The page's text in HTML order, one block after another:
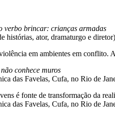
verbo brincar: crianças armadas
histórias, ator, dramaturgo e
em ambientes em conflito.
conhece muros
das Favelas, Cufa, no Rio de
é fonte de transformação da
das Favelas, Cufa, no Rio de